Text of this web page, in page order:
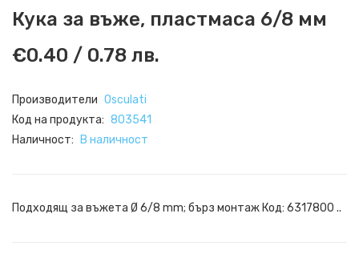
Кука за въже, пластмаса 6/8 мм
€0.40 / 0.78 лв.
Производители Osculati
Код на продукта: 803541
Наличност:
В наличност
Подходящ за въжета Ø 6/8 mm; бърз монтаж Код: 6317800 ..